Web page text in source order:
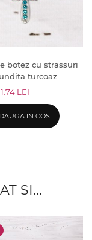
botez cu strassuri
turcoaz
1.74 LEI
IN COS
SI...